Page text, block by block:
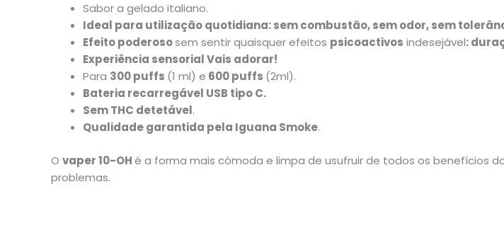
Sabor a gelado italiano.
Ideal para utilização quotidiana:sem combustão, sem odor, sem
Efeito poderososem sentir quaisquer efeitos psicoactivos indesejável:
Experiência sensorialVais adorar!
Para 300 puffs (1 ml) e 600 puffs (2ml).
Bateria recarregável USB tipo C.
Sem THC detetável.
Qualidade garantida pela Iguana Smoke.
O vaper 10-OHé a forma mais cómoda e limpa de usufruir de todos os benefícios
problemas.